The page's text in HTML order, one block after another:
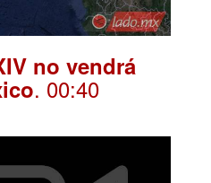
no vendrá
. 00:40